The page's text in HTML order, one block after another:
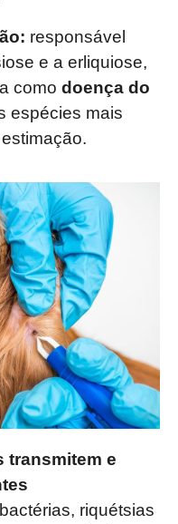
responsável
e a erliquiose,
como doença do
espécies mais
transmitem e
riquétsias